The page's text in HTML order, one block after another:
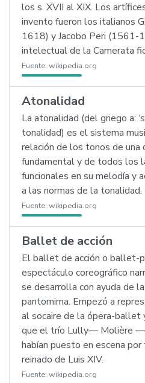
los s. XVII al XIX. Los
invento fueron los italianos
1618) y Jacobo Peri (1561-
intelectual de la Camerata
Fuente: wikipedia.org
Atonalidad
La atonalidad (del griego a:
tonalidad) es el sistema
relación de los tonos de una
fundamental y de todos los
funcionales en su melodía y
a las normas de la tonalidad.
Fuente: wikipedia.org
Ballet de acción
El ballet de acción o ballet-
espectáculo coreográfico
se desarrolla con ayuda de
pantomima. Empezó a
al socaire de la ópera-
que el trío Lully— Molière
habían puesto en escena
reinado de Luis XIV.
Fuente: wikipedia.org